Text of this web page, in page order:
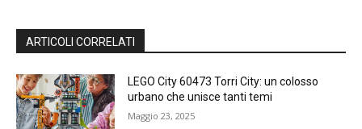
ARTICOLI CORRELATI
LEGO City 60473 Torri City: un colosso
urbano che unisce tanti temi
Maggio 23, 2025